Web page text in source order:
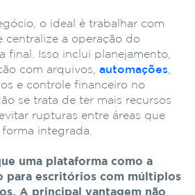
o ideal é trabalhar com
centralize a operação do
final. Isso inclui planejamento,
com arquivos, automações
e controle financeiro no
se trata de ter mais recursos
rupturas entre áreas que
integrada.
uma plataforma como a
para escritórios com múltiplos
A principal vantagem não